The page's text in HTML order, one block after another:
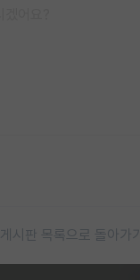
게시판 목록으로 돌아가기